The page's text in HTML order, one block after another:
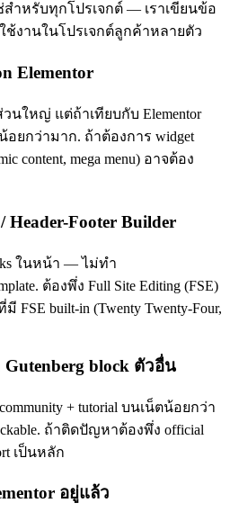
สำหรับทุกโปรเจกต์ — เราเขียนข้อ
งานในโปรเจกต์ลูกค้าหลายตัว
Elementor
นใหญ่ แต่ถ้าเทียบกับ Elementor
น้อยกว่ามาก. ถ้าต้องการ widget
content, mega menu) อาจต้อง
Header-Footer Builder
ในหน้า — ไม่ทำ
ต้องพึ่ง Full Site Editing (FSE)
FSE built-in (Twenty Twenty-Four,
Gutenberg block ตัวอื่น
+ tutorial บนเน็ตน้อยกว่า
ถ้าติดปัญหาต้องพึ่ง official
เป็นหลัก
อยู่แล้ว